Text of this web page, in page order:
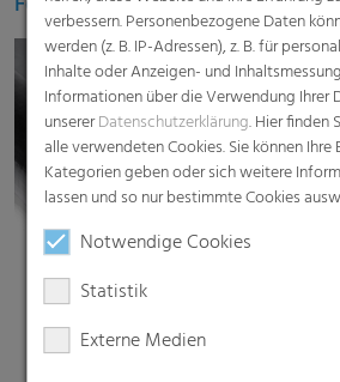
verbessern. Personenbezogene Daten
werden (z. B. IP-Adressen), z. B. für
Inhalte oder Anzeigen- und
Informationen über die Verwendung Ihrer
unsererDatenschutzerklärung. Hier finden
alle verwendeten Cookies. Sie können
Kategorien geben oder sich weitere
lassen und so nur bestimmte Cookies
Notwendige Cookies
Statistik
Externe Medien